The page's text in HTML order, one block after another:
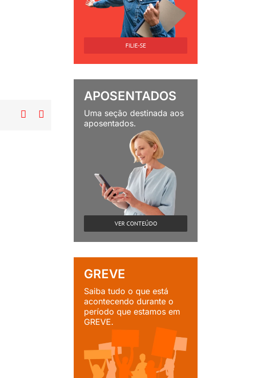
 
FILIE-SE
APOSENTADOS
Uma seção destinada aos
aposentados.
VER CONTEÚDO
GREVE
Saiba tudo o que está
acontecendo durante o
período que estamos em
GREVE.